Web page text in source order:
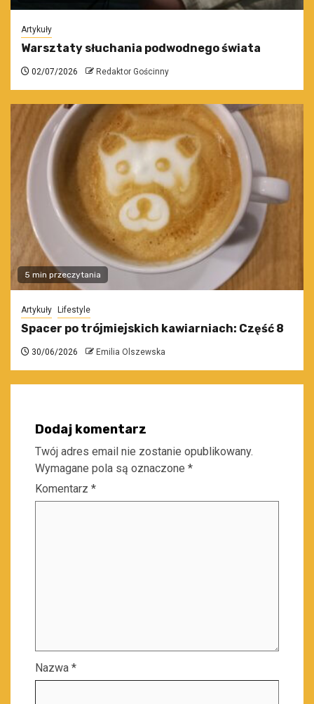
Artykuły
Warsztaty słuchania podwodnego świata
02/07/2026 Redaktor Gościnny
5 min przeczytania
Artykuły Lifestyle
Spacer po trójmiejskich kawiarniach: Część 8
30/06/2026 Emilia Olszewska
Dodaj komentarz
Twój adres email nie zostanie opublikowany.
Wymagane pola są oznaczone *
Komentarz *
Nazwa *